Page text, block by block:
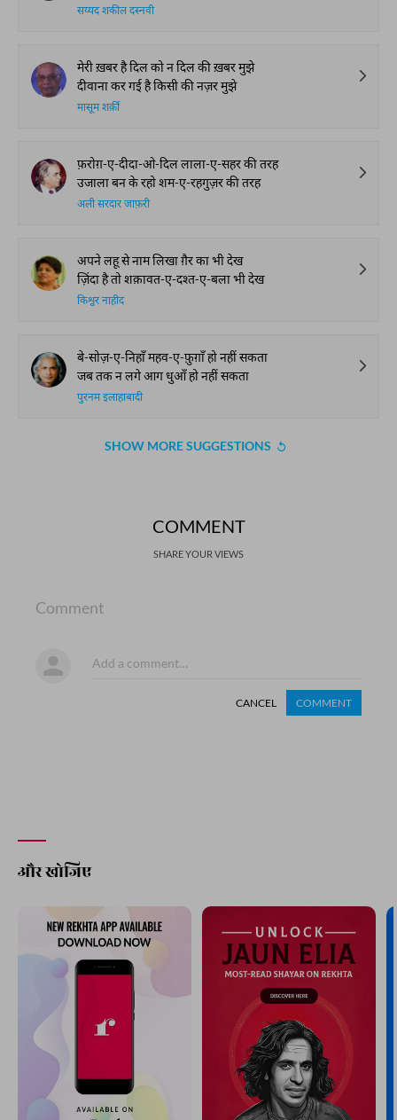
सय्यद शकील दस्नवी
मेरी ख़बर है दिल को न दिल की ख़बर मुझे
दीवाना कर गई है किसी की नज़र मुझे
मासूम शर्क़ी
फ़रोग़-ए-दीदा-ओ-दिल लाला-ए-सहर की तरह
उजाला बन के रहो शम-ए-रहगुज़र की तरह
अली सरदार जाफ़री
अपने लहू से नाम लिखा ग़ैर का भी देख
ज़िंदा है तो शक़ावत-ए-दश्त-ए-बला भी देख
किश्वर नाहीद
बे-सोज़-ए-निहाँ महव-ए-फ़ुग़ाँ हो नहीं सकता
जब तक न लगे आग धुआँ हो नहीं सकता
पुरनम इलाहाबादी
SHOW MORE SUGGESTIONS
COMMENT
SHARE YOUR VIEWS
Comment
CANCEL COMMENT
और खोजिए